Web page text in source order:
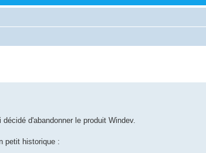
d'abandonner le produit Windev.
petit historique :